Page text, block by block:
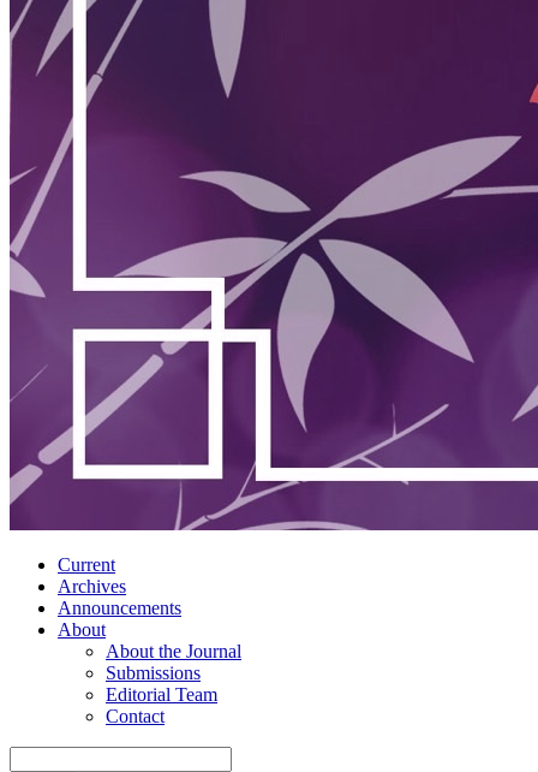
Current
Archives
Announcements
About
About the Journal
Submissions
Editorial Team
Contact